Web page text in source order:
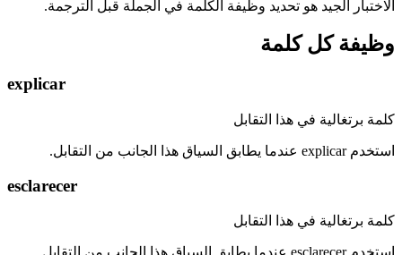
الاختبار الجيد هو تحديد وظيفة الكلمة في الجملة قبل الترجمة.
وظيفة كل كلمة
explicar
كلمة برتغالية في هذا التقابل
استخدم explicar عندما يطابق السياق هذا الجانب من التقابل.
esclarecer
كلمة برتغالية في هذا التقابل